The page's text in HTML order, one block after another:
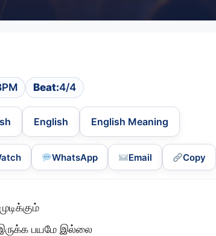
Beat:4/4
English English Meaning
WhatsApp Email Copy
பயமே இல்லை